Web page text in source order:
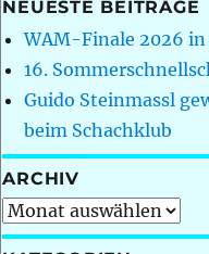
NEUESTE BEITRÄGE
WAM-Finale 2026
16.
Guido Steinmassl
beim Schachklub
ARCHIV
Archiv